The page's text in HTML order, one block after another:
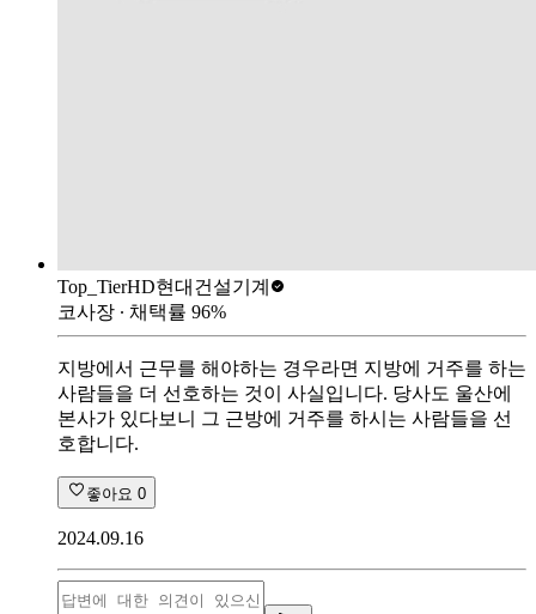
Top_TierHD현대건설기계
코사장 ∙ 채택률 96%
지방에서 근무를 해야하는 경우라면 지방에 거주를 하는
사람들을 더 선호하는 것이 사실입니다. 당사도 울산에
본사가 있다보니 그 근방에 거주를 하시는 사람들을 선
호합니다.
좋아요 0
2024.09.16